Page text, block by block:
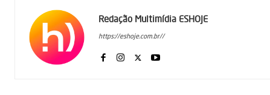
Redação Multimídia ESHOJE
https://eshoje.com.br//